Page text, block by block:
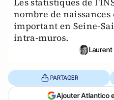
nombre de
important en Seine-
intra-muros.
Laurent
PARTAGER
Ajouter Atlantico